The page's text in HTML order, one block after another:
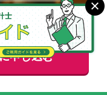
できます！
せる
申し込む